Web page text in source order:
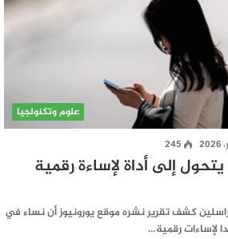
علوم وتكنولجيا
245
إلى أداة لإساءة رقمية
كشف تقرير نشره موقع يورونيوز أن نساء في
لإساءات رقمية…